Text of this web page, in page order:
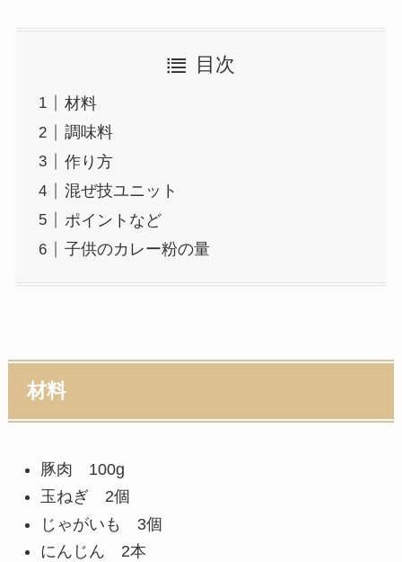
目次
材料
調味料
作り方
混ぜ技ユニット
ポイントなど
子供のカレー粉の量
材料
豚肉 100g
玉ねぎ 2個
じゃがいも 3個
にんじん 2本